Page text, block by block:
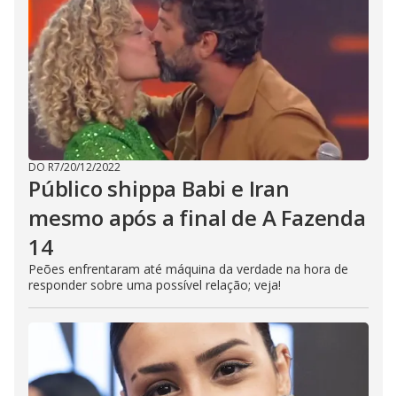
DO R7/20/12/2022
Público shippa Babi e Iran
mesmo após a final de A Fazenda
14
Peões enfrentaram até máquina da verdade na hora de
responder sobre uma possível relação; veja!